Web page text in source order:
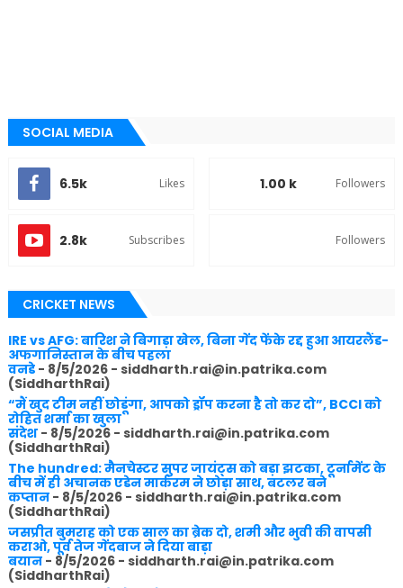
SOCIAL MEDIA
6.5k Likes 1.00 k Followers
2.8k Subscribes Followers
CRICKET NEWS
IRE vs AFG: बारिश ने बिगाड़ा खेल, बिना गेंद फेंके रद्द हुआ आयरलैंड-
अफगानिस्तान के बीच पहला
वनडे- 8/5/2026- siddharth.rai@in.patrika.com
(SiddharthRai)
“मैं खुद टीम नहीं छोडूंगा, आपको ड्रॉप करना है तो कर दो”, BCCI को
रोहित शर्मा का खुला
संदेश- 8/5/2026- siddharth.rai@in.patrika.com
(SiddharthRai)
The hundred: मैनचेस्टर सुपर जायंट्स को बड़ा झटका, टूर्नामेंट के
बीच में ही अचानक एडेन मार्करम ने छोड़ा साथ, बटलर बने
कप्तान- 8/5/2026- siddharth.rai@in.patrika.com
(SiddharthRai)
जसप्रीत बुमराह को एक साल का ब्रेक दो, शमी और भुवी की वापसी
कराओ, पूर्व तेज गेंदबाज ने दिया बाड़ा
बयान- 8/5/2026- siddharth.rai@in.patrika.com
(SiddharthRai)